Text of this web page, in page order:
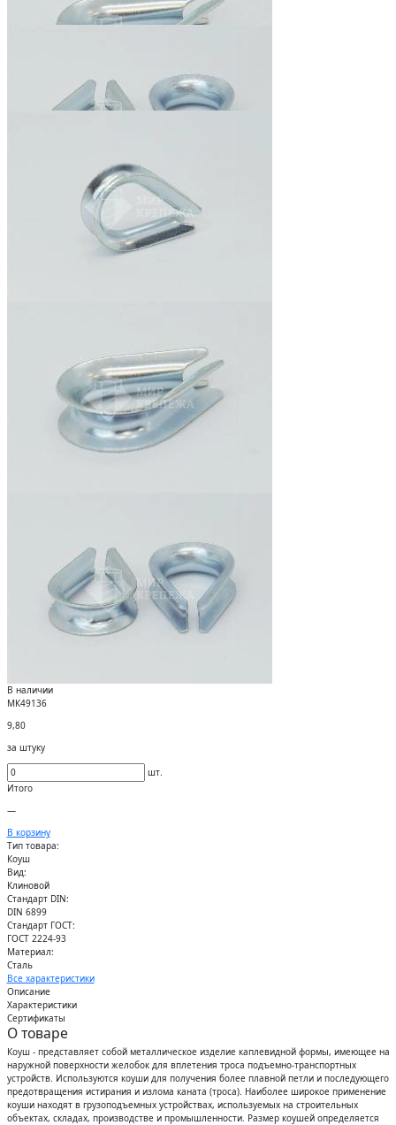
В наличии
МК49136
9,80
за штуку
шт.
Итого
—
В корзину
Тип товара:
Коуш
Вид:
Клиновой
Стандарт DIN:
DIN 6899
Стандарт ГОСТ:
ГОСТ 2224-93
Материал:
Сталь
Все характеристики
Описание
Характеристики
Сертификаты
О товаре
Коуш - представляет собой металлическое изделие каплевидной формы, имеющее на
наружной поверхности желобок для вплетения троса подъемно-транспортных
устройств. Используются коуши для получения более плавной петли и последующего
предотвращения истирания и излома каната (троса). Наиболее широкое применение
коуши находят в грузоподъемных устройствах, используемых на строительных
объектах, складах, производстве и промышленности. Размер коушей определяется